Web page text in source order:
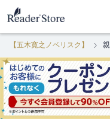
【五木寛之ノベリスク】